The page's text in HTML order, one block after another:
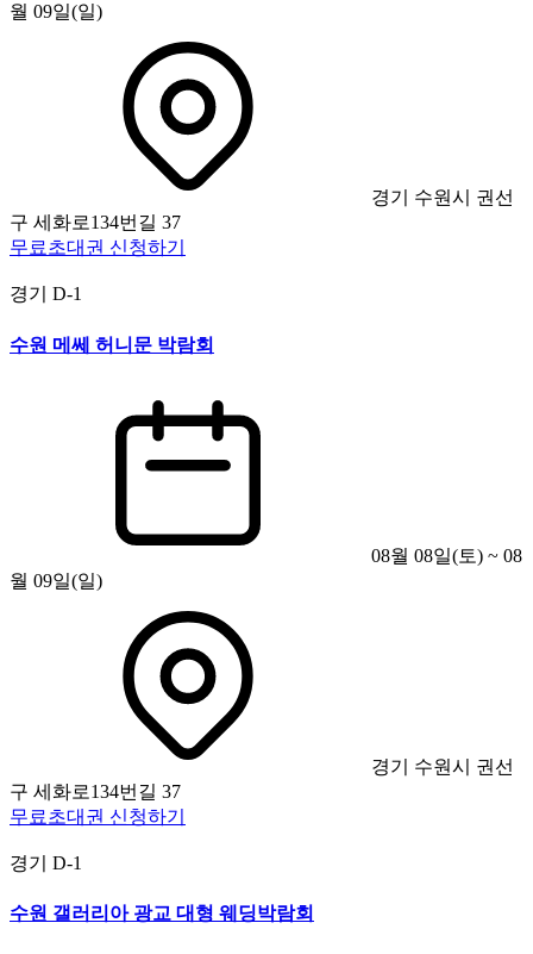
월 09일(일)
경기 수원시 권선
구 세화로134번길 37
무료초대권 신청하기
경기 D-1
수원 메쎄 허니문 박람회
08월 08일(토) ~ 08
월 09일(일)
경기 수원시 권선
구 세화로134번길 37
무료초대권 신청하기
경기 D-1
수원 갤러리아 광교 대형 웨딩박람회